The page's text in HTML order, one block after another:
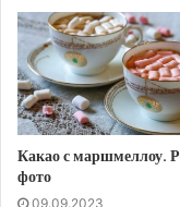
Какао с маршмеллоу.
фото
09.09.2023